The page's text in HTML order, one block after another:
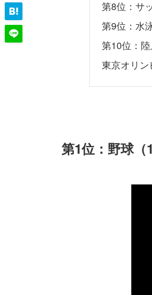
第8位：サ
第9位：水
第10位：陸
東京オリ
第1位：野球（